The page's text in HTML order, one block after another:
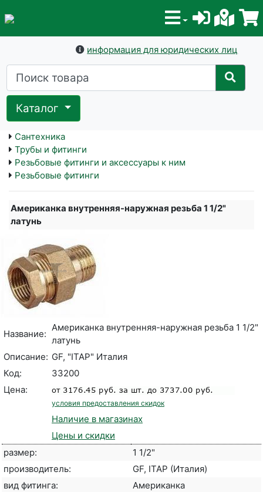
информация для юридических лиц
Каталог
Сантехника
Трубы и фитинги
Резьбовые фитинги и аксессуары к ним
Резьбовые фитинги
Американка внутренняя-наружная резьба 1 1/2"
латунь
Название:
Американка внутренняя-наружная резьба 1 1/2"
латунь
Описание: GF, "ITAP" Италия
Код:
33200
Цена:
условия предоставления скидок
Наличие в магазинах
Цены и скидки
размер:
1 1/2"
производитель:
GF, ITAP (Италия)
вид фитинга:
Американка